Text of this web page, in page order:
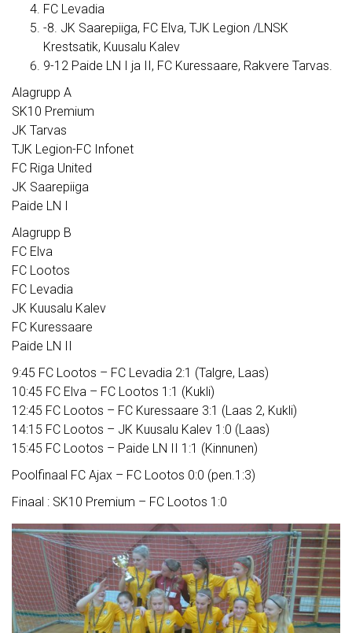
FC Levadia
-8. JK Saarepiiga, FC Elva, TJK Legion /LNSK
Krestsatik, Kuusalu Kalev
9-12 Paide LN I ja II, FC Kuressaare, Rakvere Tarvas.
Alagrupp A
SK10 Premium
JK Tarvas
TJK Legion-FC Infonet
FC Riga United
JK Saarepiiga
Paide LN I
Alagrupp B
FC Elva
FC Lootos
FC Levadia
JK Kuusalu Kalev
FC Kuressaare
Paide LN II
9:45 FC Lootos – FC Levadia 2:1 (Talgre, Laas)
10:45 FC Elva – FC Lootos 1:1 (Kukli)
12:45 FC Lootos – FC Kuressaare 3:1 (Laas 2, Kukli)
14:15 FC Lootos – JK Kuusalu Kalev 1:0 (Laas)
15:45 FC Lootos – Paide LN II 1:1 (Kinnunen)
Poolfinaal FC Ajax – FC Lootos 0:0 (pen.1:3)
Finaal : SK10 Premium – FC Lootos 1:0